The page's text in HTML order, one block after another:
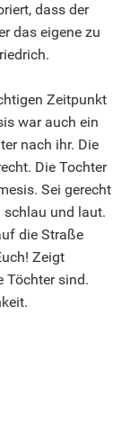
dass der
das eigene zu
Zeitpunkt
war auch ein
nach ihr. Die
Die Tochter
Sei gerecht
schlau und laut.
die Straße
Zeigt
Töchter sind.